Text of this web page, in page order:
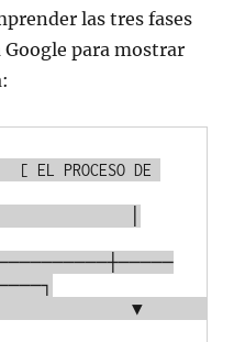
las tres fases
para mostrar